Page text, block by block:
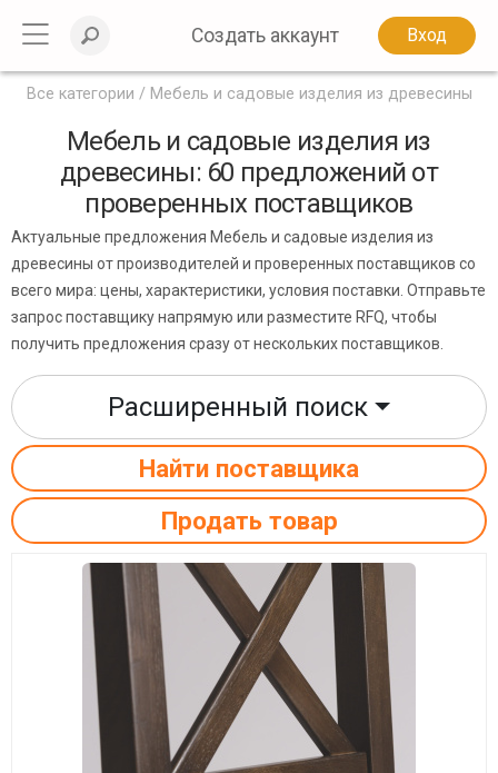
Создать аккаунт Вход
Все категории Мебель и садовые изделия из древесины
Мебель и садовые изделия из
древесины: 60 предложений от
проверенных поставщиков
Актуальные предложения Мебель и садовые изделия из
древесины от производителей и проверенных поставщиков со
всего мира: цены, характеристики, условия поставки. Отправьте
запрос поставщику напрямую или разместите RFQ, чтобы
получить предложения сразу от нескольких поставщиков.
Расширенный поиск
Найти поставщика
Продать товар